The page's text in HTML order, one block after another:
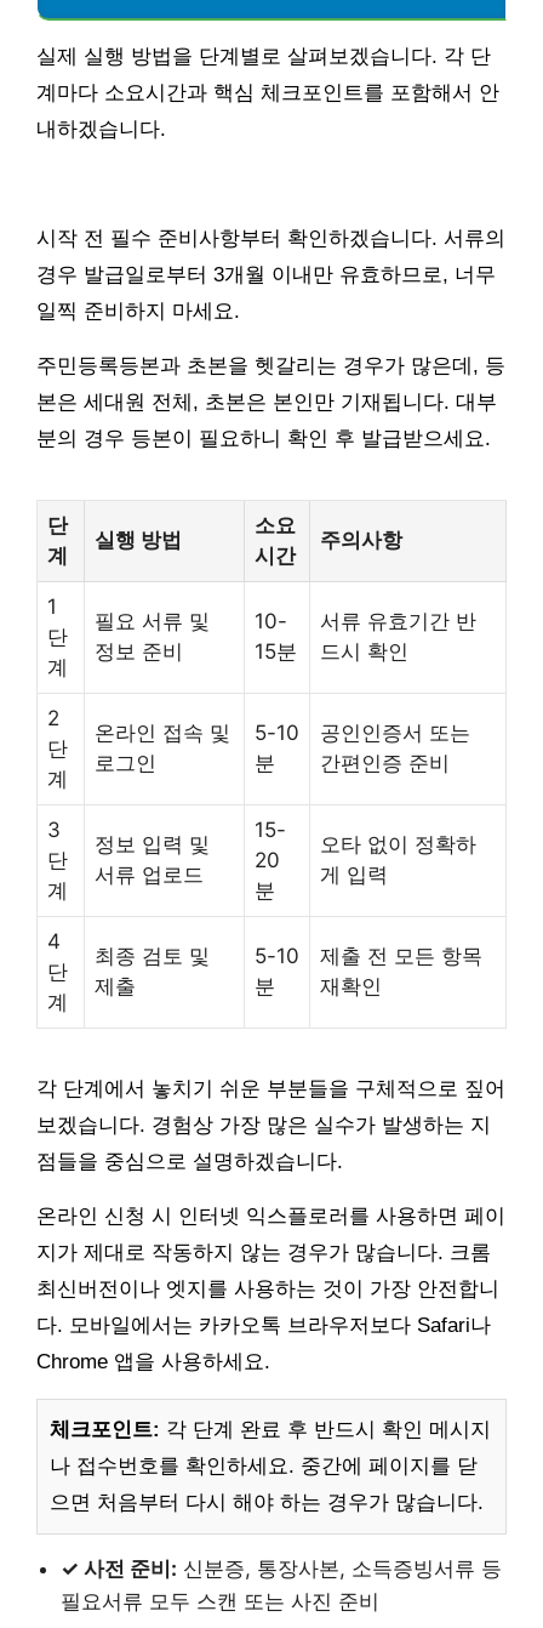
실제 실행 방법을 단계별로 살펴보겠습니다. 각 단
계마다 소요시간과 핵심 체크포인트를 포함해서 안
내하겠습니다.
시작 전 필수 준비사항부터 확인하겠습니다. 서류의
경우 발급일로부터 3개월 이내만 유효하므로, 너무
일찍 준비하지 마세요.
주민등록등본과 초본을 헷갈리는 경우가 많은데, 등
본은 세대원 전체, 초본은 본인만 기재됩니다. 대부
분의 경우 등본이 필요하니 확인 후 발급받으세요.
단
계
실행 방법
소요
시간
주의사항
1
단
계
필요 서류 및
정보 준비
10-
15분
서류 유효기간 반
드시 확인
2
단
계
온라인 접속 및
로그인
5-10
분
공인인증서 또는
간편인증 준비
3
단
계
정보 입력 및
서류 업로드
15-
20
분
오타 없이 정확하
게 입력
4
단
계
최종 검토 및
제출
5-10
분
제출 전 모든 항목
재확인
각 단계에서 놓치기 쉬운 부분들을 구체적으로 짚어
보겠습니다. 경험상 가장 많은 실수가 발생하는 지
점들을 중심으로 설명하겠습니다.
온라인 신청 시 인터넷 익스플로러를 사용하면 페이
지가 제대로 작동하지 않는 경우가 많습니다. 크롬
최신버전이나 엣지를 사용하는 것이 가장 안전합니
다. 모바일에서는 카카오톡 브라우저보다 Safari나
Chrome 앱을 사용하세요.
체크포인트: 각 단계 완료 후 반드시 확인 메시지
나 접수번호를 확인하세요. 중간에 페이지를 닫
으면 처음부터 다시 해야 하는 경우가 많습니다.
✓ 사전 준비: 신분증, 통장사본, 소득증빙서류 등
필요서류 모두 스캔 또는 사진 준비